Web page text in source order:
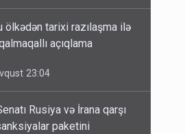
ölkədən tarixi razılaşma ilə
açıqlama
23:04
Rusiya və İrana qarşı
paketini